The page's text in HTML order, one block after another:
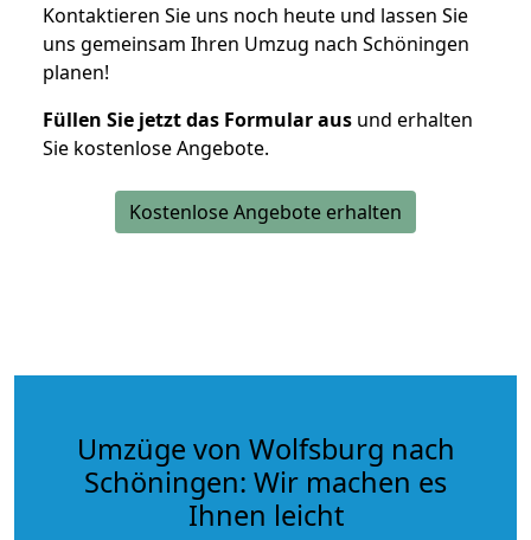
Kontaktieren Sie uns noch heute und lassen Sie
uns gemeinsam Ihren Umzug nach Schöningen
planen!
Füllen Sie jetzt das Formular aus und erhalten
Sie kostenlose Angebote.
Kostenlose Angebote erhalten
Umzüge von Wolfsburg nach
Schöningen: Wir machen es
Ihnen leicht